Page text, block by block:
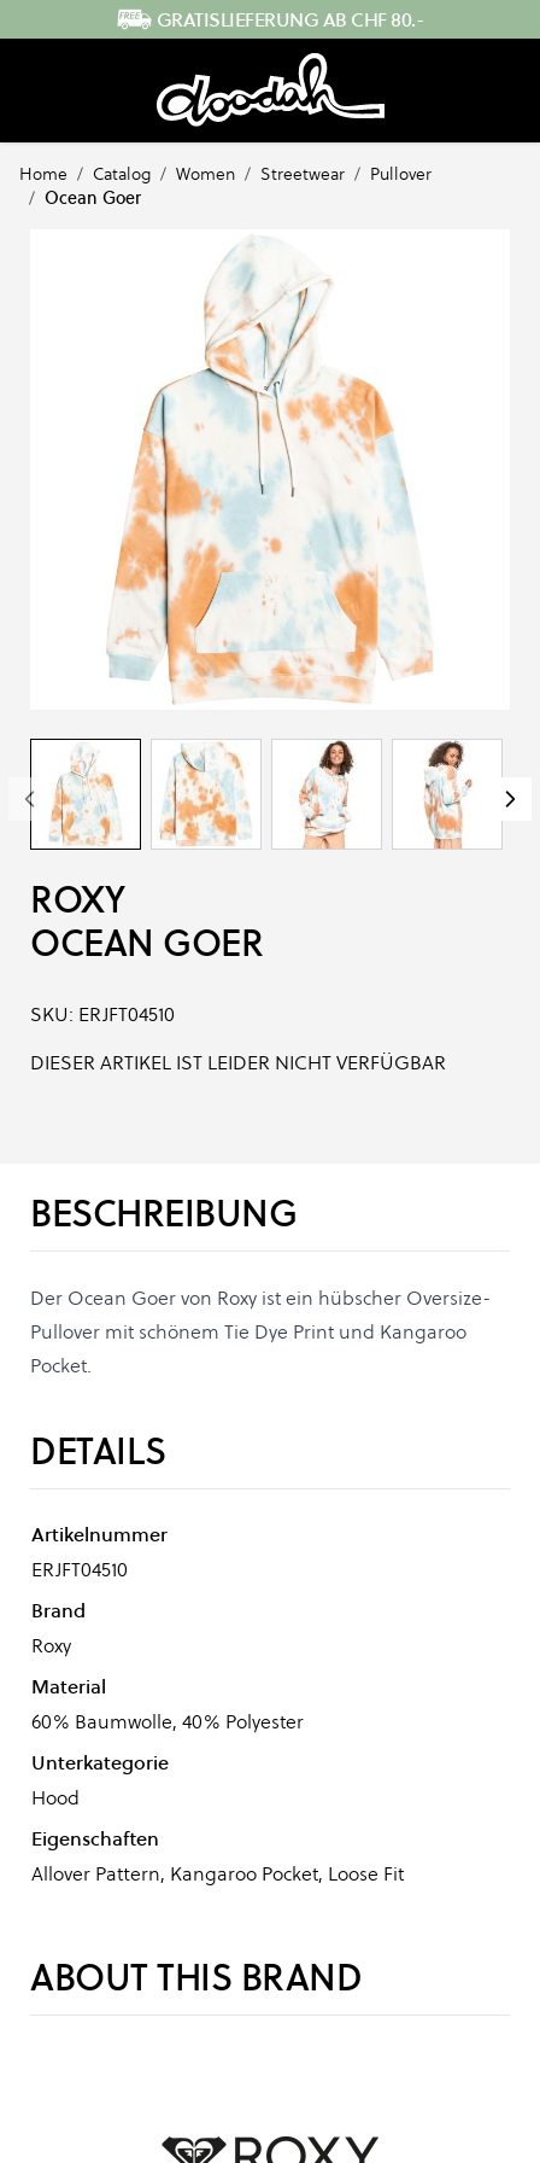
Direkt zum InhaltSCHNELLER VERSAND AUS DER SCHWEIZ
Home / Catalog / Women / Streetwear / Pullover
/ Ocean Goer
ROXY
OCEAN GOER
SKU: ERJFT04510
DIESER ARTIKEL IST LEIDER NICHT VERFÜGBAR
BESCHREIBUNG
Der Ocean Goer von Roxy ist ein hübscher Oversize-
Pullover mit schönem Tie Dye Print und Kangaroo
Pocket.
DETAILS
Artikelnummer
ERJFT04510
Brand
Roxy
Material
60% Baumwolle, 40% Polyester
Unterkategorie
Hood
Eigenschaften
Allover Pattern, Kangaroo Pocket, Loose Fit
ABOUT THIS BRAND